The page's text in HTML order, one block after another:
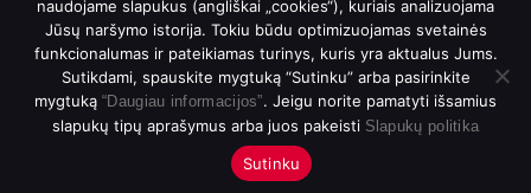
naudojame slapukus (angliškai „cookies“), kuriais analizuojama
Jūsų naršymo istorija. Tokiu būdu optimizuojamas svetainės
funkcionalumas ir pateikiamas turinys, kuris yra aktualus Jums.
Sutikdami, spauskite mygtuką “Sutinku” arba pasirinkite
mygtuką“Daugiau informacijos”. Jeigu norite pamatyti išsamius
slapukų tipų aprašymus arba juos pakeisti Slapukų politika
Sutinku